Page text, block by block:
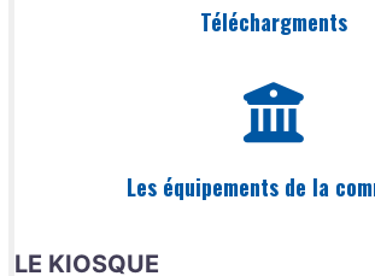
Téléchargments
Les équipements de la
LE KIOSQUE